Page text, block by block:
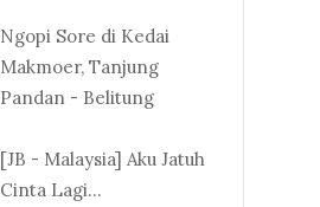
Ngopi Sore di Kedai
Makmoer, Tanjung
Pandan - Belitung
[JB - Malaysia] Aku Jatuh
Cinta Lagi...